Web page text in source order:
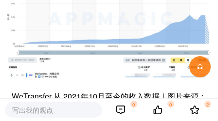
WeTransfer 从 2021年10月至今的收入数据｜图片来源：
AppMagic
写出我的观点
0 0 2